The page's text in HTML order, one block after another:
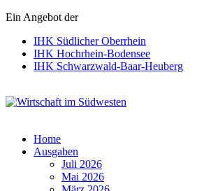
Ein Angebot der
IHK Südlicher Oberrhein
IHK Hochrhein-Bodensee
IHK Schwarzwald-Baar-Heuberg
Home
Ausgaben
Juli 2026
Mai 2026